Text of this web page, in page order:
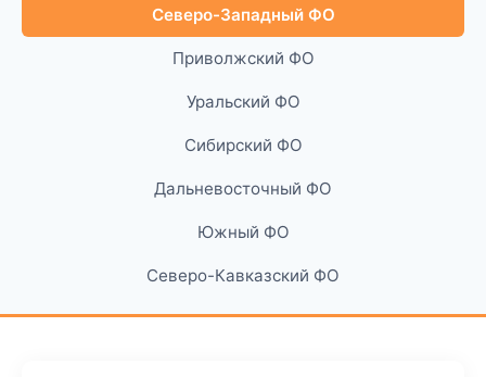
Северо-Западный ФО
Приволжский ФО
Уральский ФО
Сибирский ФО
Дальневосточный ФО
Южный ФО
Северо-Кавказский ФО